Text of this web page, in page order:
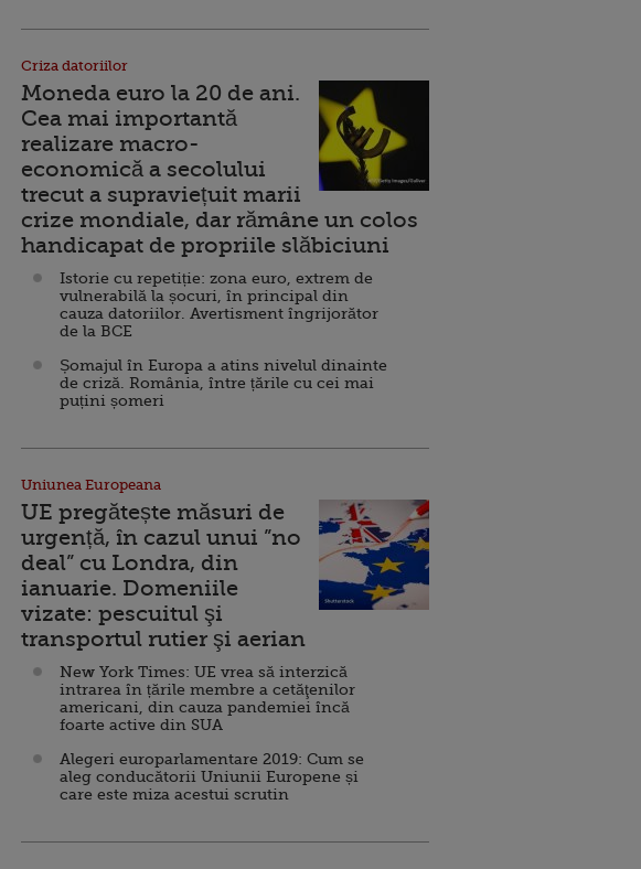
Criza datoriilor
Moneda euro la 20 de ani.
Cea mai importantă
realizare macro-
economică a secolului
trecut a supraviețuit marii
crize mondiale, dar rămâne un colos
handicapat de propriile slăbiciuni
Istorie cu repetiție: zona euro, extrem de
vulnerabilă la șocuri, în principal din
cauza datoriilor. Avertisment îngrijorător
de la BCE
Șomajul în Europa a atins nivelul dinainte
de criză. România, între țările cu cei mai
puțini șomeri
Uniunea Europeana
UE pregătește măsuri de
urgență, în cazul unui ”no
deal” cu Londra, din
ianuarie. Domeniile
vizate: pescuitul şi
transportul rutier şi aerian
New York Times: UE vrea să interzică
intrarea în țările membre a cetăţenilor
americani, din cauza pandemiei încă
foarte active din SUA
Alegeri europarlamentare 2019: Cum se
aleg conducătorii Uniunii Europene și
care este miza acestui scrutin